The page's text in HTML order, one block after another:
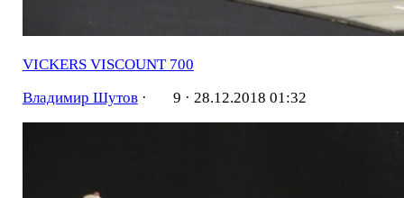
VICKERS VISCOUNT 700
Владимир Шутов· 9 · 28.12.2018 01:32